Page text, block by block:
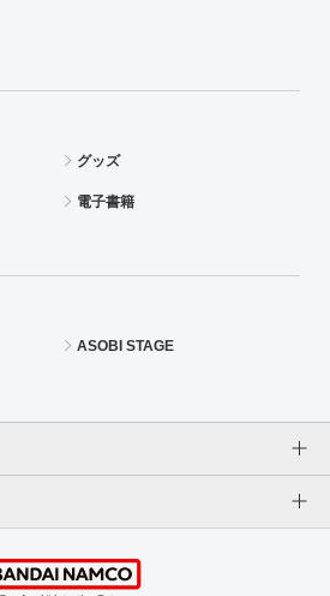
グッズ
電子書籍
ASOBI STAGE
個人情報保護方針